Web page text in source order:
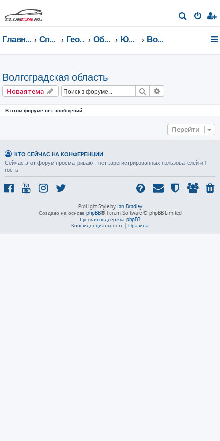
о
Главная страница Список форумов География Клуба CX-5 CLUB Общение по регионам Южный федеральный округ Волгоградская область
Волгоградская область
Новая тема Поиск
В этом форуме нет сообщений.
Перейти
КТО СЕЙЧАС НА КОНФЕРЕНЦИИ
Сейчас этот форум просматривают: нет зарегистрированных пользователей и 1
гость
ProLight Style by Ian Bradley
Создано на основе phpBB® Forum Software © phpBB Limited
Русская поддержка phpBB
Конфиденциальность | Правила